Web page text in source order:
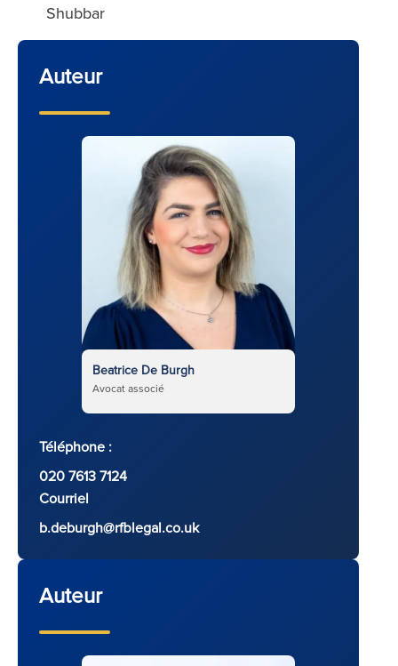
Shubbar
Auteur
Beatrice De Burgh
Avocat associé
Téléphone :
020 7613 7124
Courriel
b.deburgh@rfblegal.co.uk
Auteur